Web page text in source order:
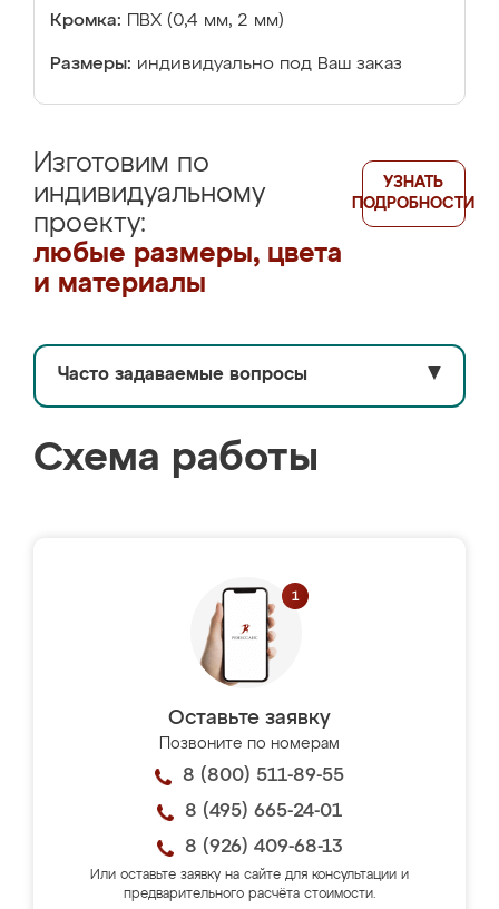
Кромка: ПВХ (0,4 мм, 2 мм)
Размеры: индивидуально под Ваш заказ
Изготовим по
индивидуальному
проекту:
любые размеры, цвета
и материалы
УЗНАТЬ
ПОДРОБНОСТИ
Часто задаваемые вопросы ▼
Схема работы
Оставьте заявку
Позвоните по номерам
8 (800) 511-89-55
8 (495) 665-24-01
8 (926) 409-68-13
Или оставьте заявку на сайте для консультации и
предварительного расчёта стоимости.